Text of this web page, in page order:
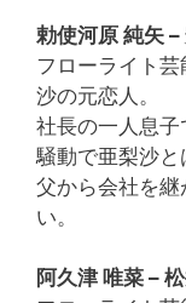
勅使河原 純矢
フローライト
沙の元恋人。
社長の一人息子
騒動で亜梨沙
父から会社を
い。
阿久津 唯菜 –